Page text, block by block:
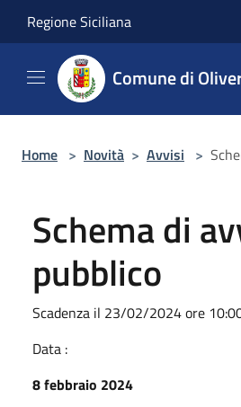
Regione Siciliana
Comune di
Home > Novità > Avvisi >
Schema di
pubblico
Scadenza il 23/02/2024 ore
Data :
8 febbraio 2024